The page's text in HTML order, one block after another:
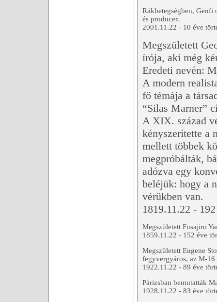
Rákbetegségben, Genfi
és producer.
2001.11.22 - 10 éve
Megszületett
írója, aki még
Eredeti nevén:
A modern
fő témája a
“Silas Marner”
A XIX. század
kényszerítette a
mellett többek
megpróbálták,
adózva egy
beléjük: hogy a
vérükben van.
1819.11.22 -
Megszületett Fusajiro
1859.11.22 - 152 éve
Megszületett Eugene
fegyvergyáros, az M-
1922.11.22 - 89 éve
Párizsban bemutatták
1928.11.22 - 83 éve